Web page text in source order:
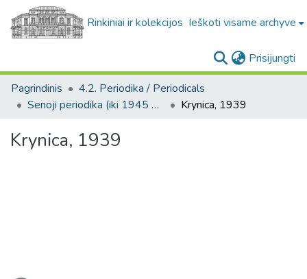
Rinkiniai ir kolekcijos Ieškoti visame archyve
Prisijungti
Pagrindinis
4.2. Periodika / Periodicals
Senoji periodika (iki 1945 m.) / Old periodicals (pre-1945)
Krynica, 1939
Krynica, 1939